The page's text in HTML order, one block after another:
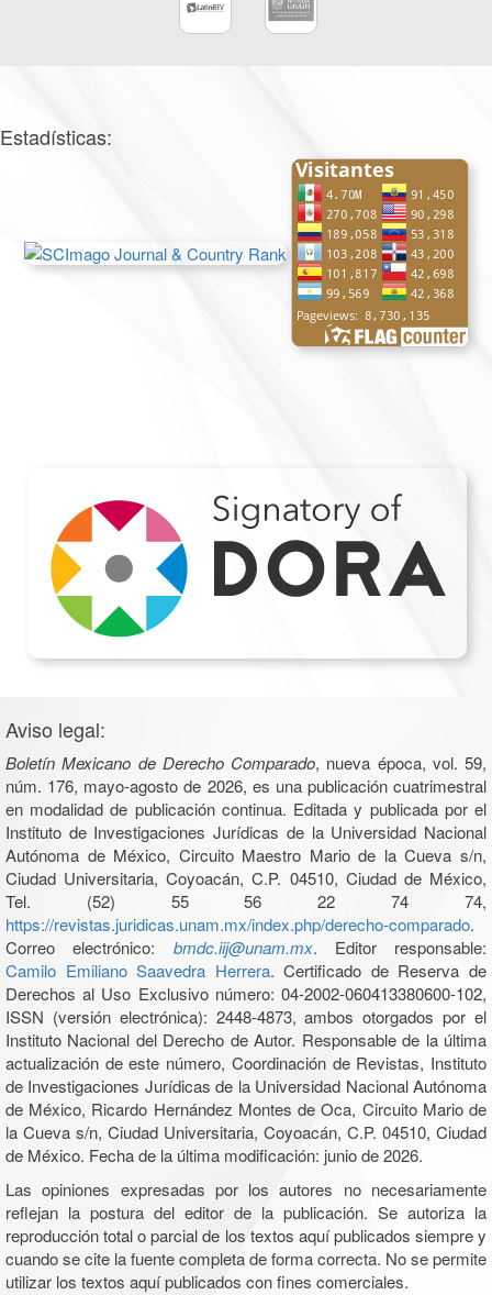
Estadísticas:
Aviso legal:
Boletín Mexicano de Derecho Comparado, nueva época, vol. 59,
núm. 176, mayo-agosto de 2026, es una publicación cuatrimestral
en modalidad de publicación continua. Editada y publicada por el
Instituto de Investigaciones Jurídicas de la Universidad Nacional
Autónoma de México, Circuito Maestro Mario de la Cueva s/n,
Ciudad Universitaria, Coyoacán, C.P. 04510, Ciudad de México,
Tel. (52) 55 56 22 74 74,
https://revistas.juridicas.unam.mx/index.php/derecho-comparado.
Correo electrónico: bmdc.iij@unam.mx. Editor responsable:
Camilo Emiliano Saavedra Herrera. Certificado de Reserva de
Derechos al Uso Exclusivo número: 04-2002-060413380600-102,
ISSN (versión electrónica): 2448-4873, ambos otorgados por el
Instituto Nacional del Derecho de Autor. Responsable de la última
actualización de este número, Coordinación de Revistas, Instituto
de Investigaciones Jurídicas de la Universidad Nacional Autónoma
de México, Ricardo Hernández Montes de Oca, Circuito Mario de
la Cueva s/n, Ciudad Universitaria, Coyoacán, C.P. 04510, Ciudad
de México. Fecha de la última modificación: junio de 2026.
Las opiniones expresadas por los autores no necesariamente
reflejan la postura del editor de la publicación. Se autoriza la
reproducción total o parcial de los textos aquí publicados siempre y
cuando se cite la fuente completa de forma correcta. No se permite
utilizar los textos aquí publicados con fines comerciales.